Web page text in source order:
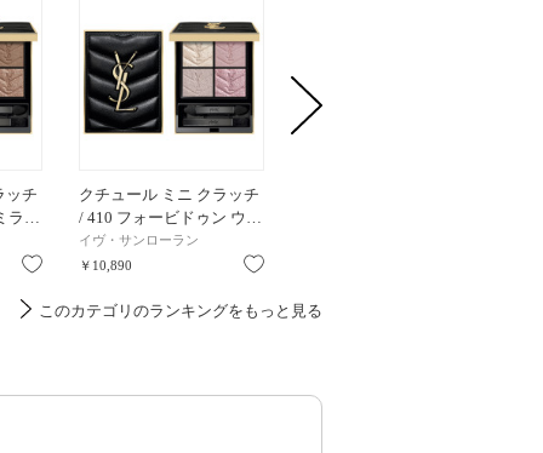
ッチ
ラ…
お気に入り
クチュール ミニ クラッチ
/ 410 フォービドゥン ウ…
イヴ・サンローラン
￥10,890
このカテゴリのランキングをもっと見る